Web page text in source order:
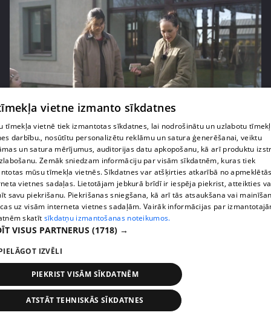
Grila sezonā lieliski iespējams ievērot veselīga
uztura principus
vietne izmanto sīkdatnes
tīmekļa vietnē tiek izmantotas sīkdatnes, lai nodrošinātu un uzlabotu
darbību., nosūtītu personalizētu reklāmu un satura ģenerēšanai, veiktu
un satura mērījumus, auditorijas datu apkopošanu, kā arī produktu
Zemāk sniedzam informāciju par visām sīkdatnēm, kuras tiek
mūsu tīmekļa vietnēs. Sīkdatnes var atšķirties atkarībā no
vietnes sadaļas. Lietotājam jebkurā brīdī ir iespēja piekrist, atteikties
savu piekrišanu. Piekrišanas sniegšana, kā arī tās atsaukšana vai
uz visām interneta vietnes sadaļām. Vairāk informācijas par
skatīt sīkdatņu izmantošanas noteikumos.
VISUS PARTNERUS (1718) →
IZVĒLI
PIEKRIST VISĀM SĪKDATNĒM
ATSTĀT TEHNISKĀS SĪKDATNES